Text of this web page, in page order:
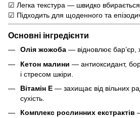
☑ Легка текстура — швидко
☑ Підходить для щоденного та
Основні інгредієнти
Олія жожоба — відновлює бар’єр,
Кетон малини — антиоксидант,
і стресом шкіри.
Вітамін Е — захищає від вільних
сухість.
Комплекс рослинних екстрактів